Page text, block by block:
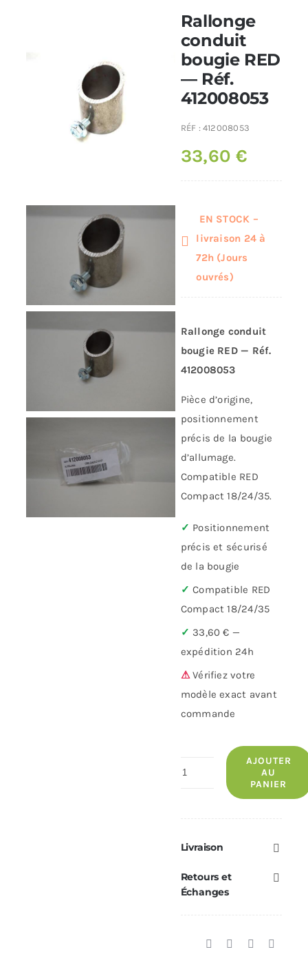
Conduit de fumées
Rallonge
conduit
bougie RED
— Réf.
412008053
RÉF :412008053
33,60€
EN STOCK –
livraison 24 à
72h (Jours
ouvrés)
Rallonge conduit
bougie RED — Réf.
412008053
Pièce d’origine,
positionnement
précis de la bougie
d’allumage.
Compatible RED
Compact 18/24/35.
✓ Positionnement
précis et sécurisé
de la bougie
✓ Compatible RED
Compact 18/24/35
✓ 33,60 € —
expédition 24h
⚠Vérifiez votre
modèle exact avant
commande
quantité
bougie
—
AJOUTER
AU
PANIER
Livraison
Retours et
Échanges